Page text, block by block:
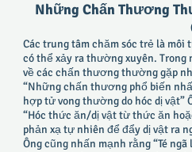
Những Chấn Thương
Các trung tâm chăm sóc trẻ là
có thể xảy ra thường xuyên. Trong
về các chấn thương thường gặp
“Những chấn thương phổ biến
hợp tử vong thường do hóc dị vật”
“Hóc thức ăn/dị vật từ thức ăn
phản xạ tự nhiên để đẩy dị vật ra
Ông cũng nhấn mạnh rằng “Té